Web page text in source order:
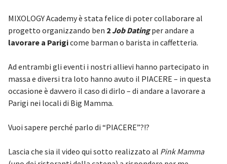
MIXOLOGY Academy è stata felice di poter collaborare al
progetto organizzando ben 2Job Datingper andare a
lavorare a Parigicome barman o barista in caffetteria.
Ad entrambi gli eventi i nostri allievi hanno partecipato in
massa e diversi tra loto hanno avuto il PIACERE – in questa
occasione è davvero il caso di dirlo – di andare a lavorare a
Parigi nei locali di Big Mamma.
Vuoi sapere perché parlo di “PIACERE”?!?
Lascia che sia il video qui sotto realizzato al Pink Mamma